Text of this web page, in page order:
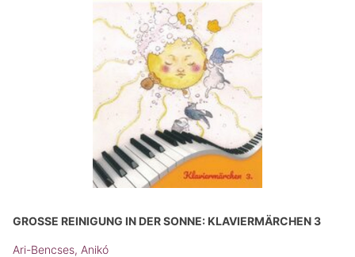
GROSSE REINIGUNG IN DER SONNE: KLAVIERMÄRCHEN 3
Ari-Bencses, Anikó